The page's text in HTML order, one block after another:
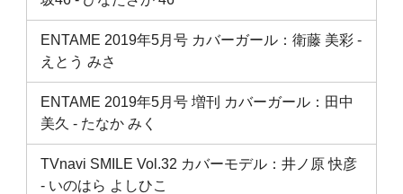
ENTAME 2019年5月号 カバーガール：衛藤 美彩 ‐
えとう みさ
ENTAME 2019年5月号 増刊 カバーガール：田中
美久 ‐ たなか みく
TVnavi SMILE Vol.32 カバーモデル：井ノ原 快彦
‐ いのはら よしひこ